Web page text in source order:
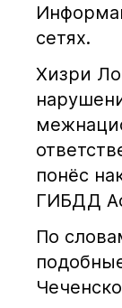
сетях.
Хизри
понёс
ГИБДД
По